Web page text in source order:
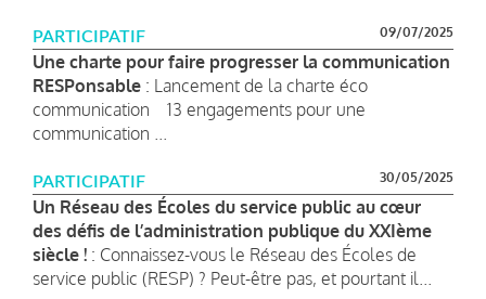
PARTICIPATIF 09/07/2025
Une charte pour faire progresser la communication
RESPonsable : Lancement de la charte éco
communication 13 engagements pour une
communication ...
PARTICIPATIF 30/05/2025
Un Réseau des Écoles du service public au cœur
des défis de l’administration publique du XXIème
siècle ! : Connaissez-vous le Réseau des Écoles de
service public (RESP) ? Peut-être pas, et pourtant il...